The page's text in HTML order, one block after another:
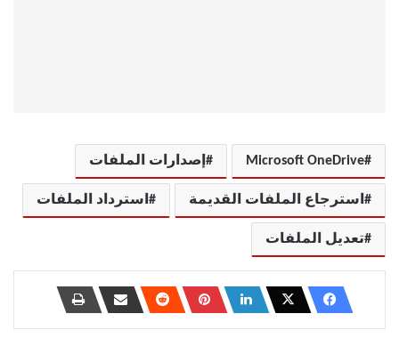
Microsoft OneDrive إصدارات الملفات
استرجاع الملفات القديمة استرداد الملفات
تعديل الملفات